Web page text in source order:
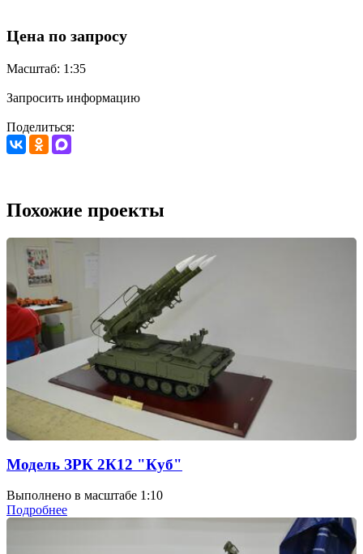
Цена по запросу
Масштаб: 1:35
Запросить информацию
Поделиться:
Похожие проекты
Модель ЗРК 2К12 "Куб"
Выполнено в масштабе 1:10
Подробнее